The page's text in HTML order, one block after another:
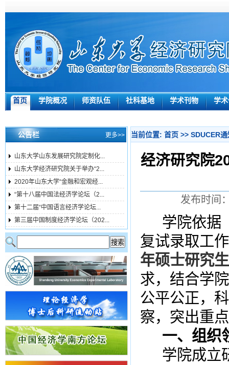
首页 学院概况 师资队伍 社科基地 学术刊物 学
公告栏 更多>>
山东大学山东发展研究院定制化...
山东大学经济研究院关于举办“2...
2020年山东大学“金融和宏观经...
“第十八届中国法经济学论坛（2...
第十二届“中国语言经济学论坛...
第三届中国制度经济学论坛（202...
当前位置: 首页 >> SDUCER通
经济研究院
发布时间
学院依据
复试录取工
年硕士研究
求，结合学
公平公正，
察，突出重
一、组织
学院成立